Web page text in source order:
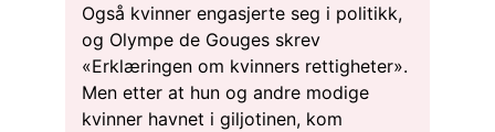
Også kvinner engasjerte seg i politikk,
og Olympe de Gouges skrev
«Erklæringen om kvinners rettigheter».
Men etter at hun og andre modige
kvinner havnet i giljotinen, kom